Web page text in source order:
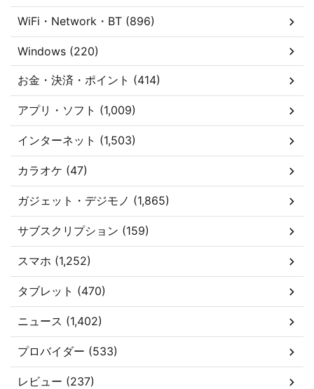
WiFi・Network・BT (896)
Windows (220)
お金・決済・ポイント (414)
アプリ・ソフト (1,009)
インターネット (1,503)
カラオケ (47)
ガジェット・デジモノ (1,865)
サブスクリプション (159)
スマホ (1,252)
タブレット (470)
ニュース (1,402)
プロバイダー (533)
レビュー (237)